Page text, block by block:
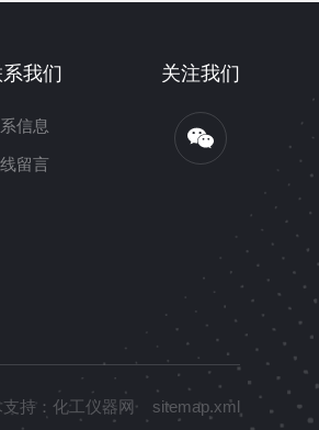
我们
信息
留言
关注我们
持： 化工仪器网 sitemap.xml